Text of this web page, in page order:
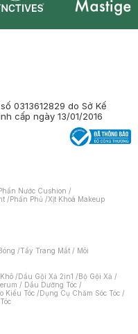
0313612829 do Sở Kế
cấp ngày 13/01/2016
Nước Cushion /
/Phấn Phủ /Xịt Khoá Makeup
/Tẩy Trang Mắt / Môi
/Dầu Gội Xả 2in1 /Bộ Gội Xả /
/ Dầu Dưỡng Tóc /
Kiểu Tóc /Dụng Cụ Chăm Sóc Tóc /